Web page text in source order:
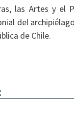
las Artes y el
del
de Chile.